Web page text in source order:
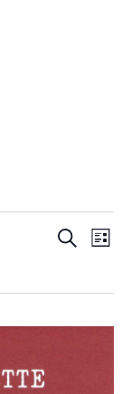
Recherche
Liste